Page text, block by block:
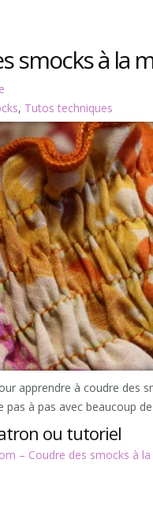
smocks à la
, Tutos techniques
apprendre à coudre des
pas à pas avec beaucoup
ou tutoriel
– Coudre des smocks à